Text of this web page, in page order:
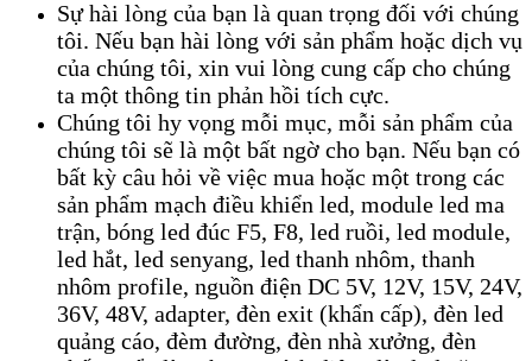
Sự hài lòng của bạn là quan trọng đối với chúng
tôi. Nếu bạn hài lòng với sản phẩm hoặc dịch vụ
của chúng tôi, xin vui lòng cung cấp cho chúng
ta một thông tin phản hồi tích cực.
Chúng tôi hy vọng mỗi mục, mỗi sản phẩm của
chúng tôi sẽ là một bất ngờ cho bạn. Nếu bạn có
bất kỳ câu hỏi về việc mua hoặc một trong các
sản phẩm mạch điều khiển led, module led ma
trận, bóng led đúc F5, F8, led ruồi, led module,
led hắt, led senyang, led thanh nhôm, thanh
nhôm profile, nguồn điện DC 5V, 12V, 15V, 24V,
36V, 48V, adapter, đèn exit (khẩn cấp), đèn led
quảng cáo, đèm đường, đèn nhà xưởng, đèn